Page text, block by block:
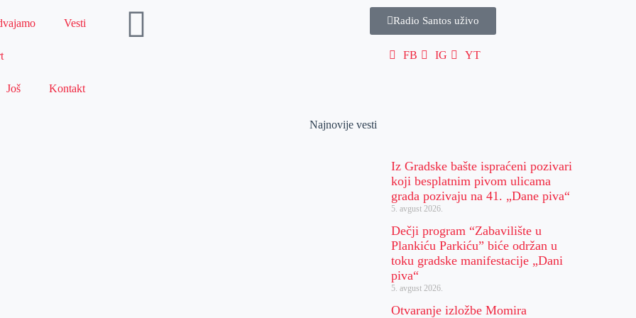
Vesti
Još Kontakt
Radio Santos uživo
FB IG YT
Najnovije vesti
Iz Gradske bašte ispraćeni pozivari
koji besplatnim pivom ulicama
grada pozivaju na 41. „Dane piva“
5. avgust 2026.
Dečji program “Zabavilište u
Plankiću Parkiću” biće održan u
toku gradske manifestacije „Dani
piva“
5. avgust 2026.
Otvaranje izložbe Momira